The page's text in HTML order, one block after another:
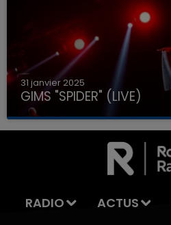
31 janvier 2025
GIMS "SPIDER" (LIVE)
RADIO ACTUS